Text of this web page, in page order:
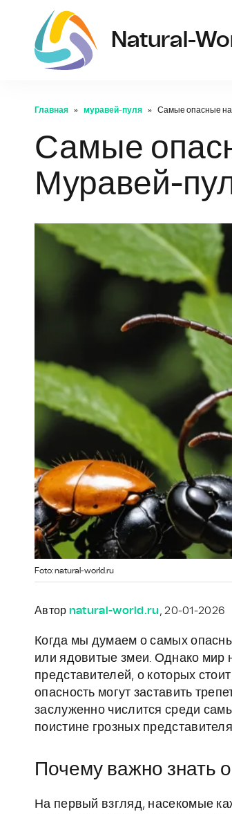
Natural-
Главная муравей-пуля Самые опасные
Самые
Муравей-
Foto: natural-world.ru
Автор natural-world.ru, 20-01-2026
Когда мы думаем о самых
или ядовитые змеи. Однако мир
представителей, о которых
опасность могут заставить
заслуженно числится среди
поистине грозных
Почему важно знать
На первый взгляд, насекомые